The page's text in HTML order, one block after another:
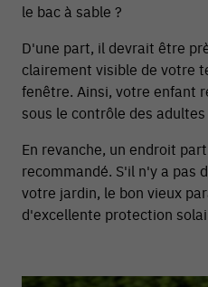
le bac à sable ?
D'une part, il devrait être
clairement visible de votre
fenêtre. Ainsi, votre enfant
sous le contrôle des
En revanche, un endroit
recommandé. S'il n'y a pas
votre jardin, le bon vieux
d'excellente protection